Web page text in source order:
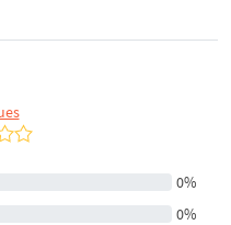
0%
0%